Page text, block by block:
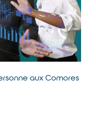
aux Comores